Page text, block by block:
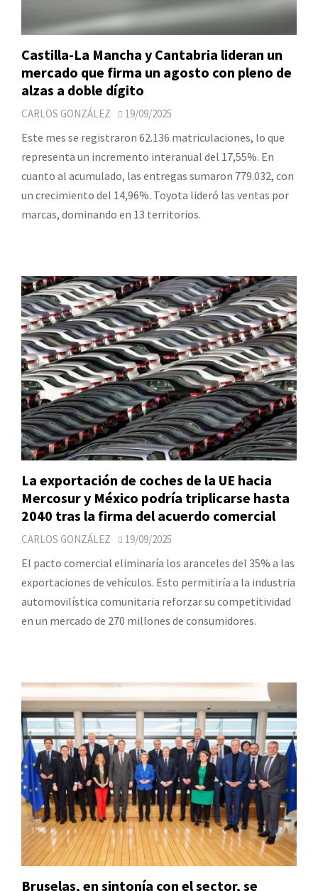
Castilla-La Mancha y Cantabria lideran un
mercado que firma un agosto con pleno de
alzas a doble dígito
CARLOS GONZÁLEZ 19/09/2025
Este mes se registraron 62.136 matriculaciones, lo que
representa un incremento interanual del 17,55%. En
cuanto al acumulado, las entregas sumaron 779.032, con
un crecimiento del 14,96%. Toyota lideró las ventas por
marcas, dominando en 13 territorios.
La exportación de coches de la UE hacia
Mercosur y México podría triplicarse hasta
2040 tras la firma del acuerdo comercial
CARLOS GONZÁLEZ 19/09/2025
El pacto comercial eliminaría los aranceles del 35% a las
exportaciones de vehículos. Esto permitiría a la industria
automovilística comunitaria reforzar su competitividad
en un mercado de 270 millones de consumidores.
Bruselas, en sintonía con el sector, se